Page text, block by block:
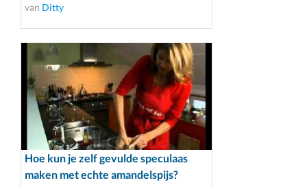
van Ditty
Hoe kun je zelf gevulde speculaas
maken met echte amandelspijs?